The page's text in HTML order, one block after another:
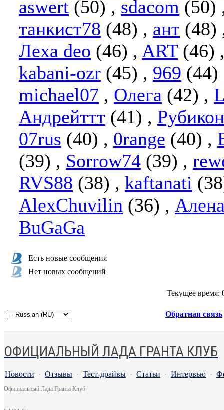
aswert (50) , sdacom (50)
танкист78 (48) , ант (48)
Леха deo (46) , ART (46)
kabani-ozr (45) , 969 (44)
michael07 , Олега (42) ,
Андрейттт (41) , Рубикон
07rus (40) , 0range (40) ,
(39) , Sorrow74 (39) ,
RVS88 (38) , kaftanati
AlexChuvilin (36) ,
BuGaGa
Есть новые сообщения
Нет новых сообщений
Текущее время:
Обратная связь
ОФИЦИАЛЬНЫЙ ЛАДА ГРАНТА КЛУБ
Новости · Отзывы · Тест-драйвы · Статьи · Интервью ·
Официальный Лада Гранта Клуб